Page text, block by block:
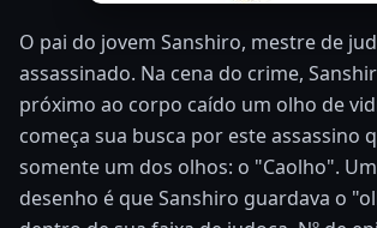
O pai do jovem Sanshiro, mestre de
assassinado. Na cena do crime,
próximo ao corpo caído um olho de
começa sua busca por este assassino
somente um dos olhos: o "Caolho".
desenho é que Sanshiro guardava o